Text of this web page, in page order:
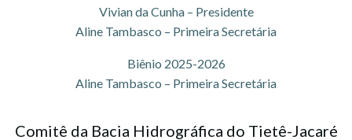
Vivian da Cunha – Presidente
Aline Tambasco – Primeira Secretária
Biênio 2025-2026
Aline Tambasco – Primeira Secretária
Comitê da Bacia Hidrográfica do Tietê-Jacaré